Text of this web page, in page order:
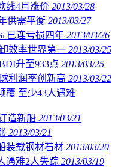
线4月涨价 2013/03/28
供需平衡 2013/03/27
已连亏损四年 2013/03/26
效率世界第一 2013/03/25
升至933点 2013/03/25
利润率创新高 2013/03/22
覆 至少43人遇难
造新船 2013/03/21
2013/03/21
装载钢材石材 2013/03/20
遇难2人失踪 2013/03/19